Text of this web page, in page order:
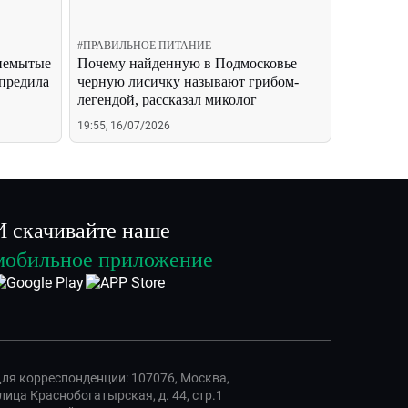
#ПРАВИЛЬНОЕ ПИТАНИЕ
Почему найденную в Подмосковье
черную лисичку называют грибом-
легендой, рассказал миколог
19:55, 16/07/2026
скачивайте наше
приложение
корреспонденции: 107076, Москва,
Краснобогатырская, д. 44, стр.1